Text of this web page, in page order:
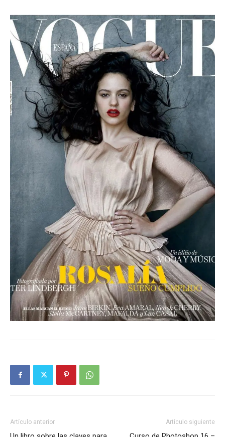
Artículo anterior Artículo siguiente